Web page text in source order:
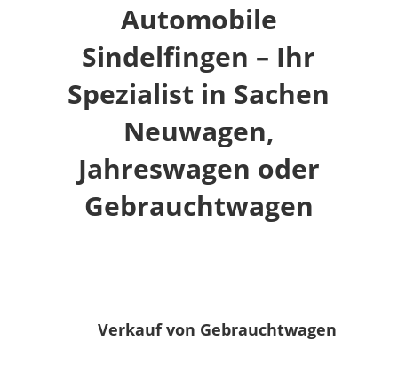
Automobile
Sindelfingen – Ihr
Spezialist in Sachen
Neuwagen,
Jahreswagen oder
Gebrauchtwagen
Verkauf von Gebrauchtwagen